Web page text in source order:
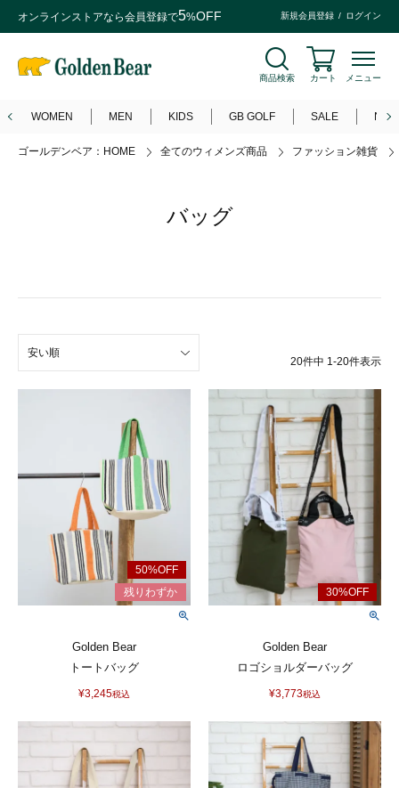
オンラインストアなら会員登録で5%OFF 新規会員登録 ログイン
商品検索 カート メニュー
WOMEN MEN KIDS GB GOLF SALE
ゴールデンベア：HOME 全てのウィメンズ商品 ファッション雑貨
バッグ
安い順
20件中 1 -20件表示
Golden Bear
トートバッグ
¥3,245税込
Golden Bear
ロゴショルダーバッグ
¥3,773税込